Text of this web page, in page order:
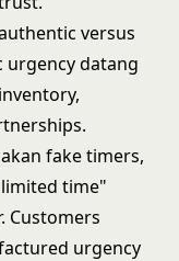
versus
urgency datang
fake timers,
time"
Customers
urgency